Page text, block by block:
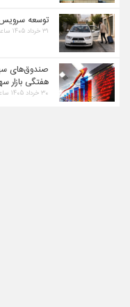
توسعه
۳۱ خرداد ۱۴۰۵ ساعت ۰۹:۰۳
صندوق‌های
هفتگی بازار سهام به ۱۲
۳۰ خرداد ۱۴۰۵ ساعت ۰۹:۱۰